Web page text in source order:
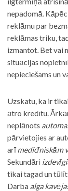
nepadomā.
reklāmu par
reklāmas triku,
izmantot. Bet vai
situācijas
nepieciešams un
Uzskatu, ka ir
ātro kredītu.
neplānots
pārvietojies ar
arīmedicīniskām
Sekundāri
tikai tagad un
Darba alga